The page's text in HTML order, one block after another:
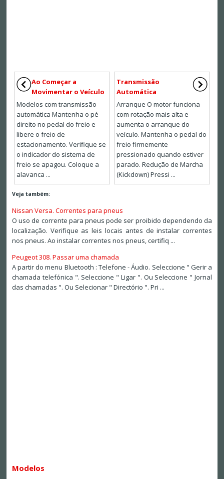
Ao Começar a
Movimentar o Veículo
Modelos com transmissão
automática Mantenha o pé
direito no pedal do freio e
libere o freio de
estacionamento. Verifique se
o indicador do sistema de
freio se apagou. Coloque a
alavanca ...
Transmissão
Automática
Arranque O motor funciona
com rotação mais alta e
aumenta o arranque do
veículo. Mantenha o pedal do
freio firmemente
pressionado quando estiver
parado. Redução de Marcha
(Kickdown) Pressi ...
Veja também:
Nissan Versa. Correntes para pneus
O uso de corrente para pneus pode ser proibido dependendo da
localização. Verifique as leis locais antes de instalar correntes
nos pneus. Ao instalar correntes nos pneus, certifiq ...
Peugeot 308. Passar uma chamada
A partir do menu Bluetooth : Telefone - Áudio. Seleccione " Gerir a
chamada telefónica ". Seleccione " Ligar ". Ou Seleccione " Jornal
das chamadas ". Ou Selecionar " Directório ". Pri ...
Modelos